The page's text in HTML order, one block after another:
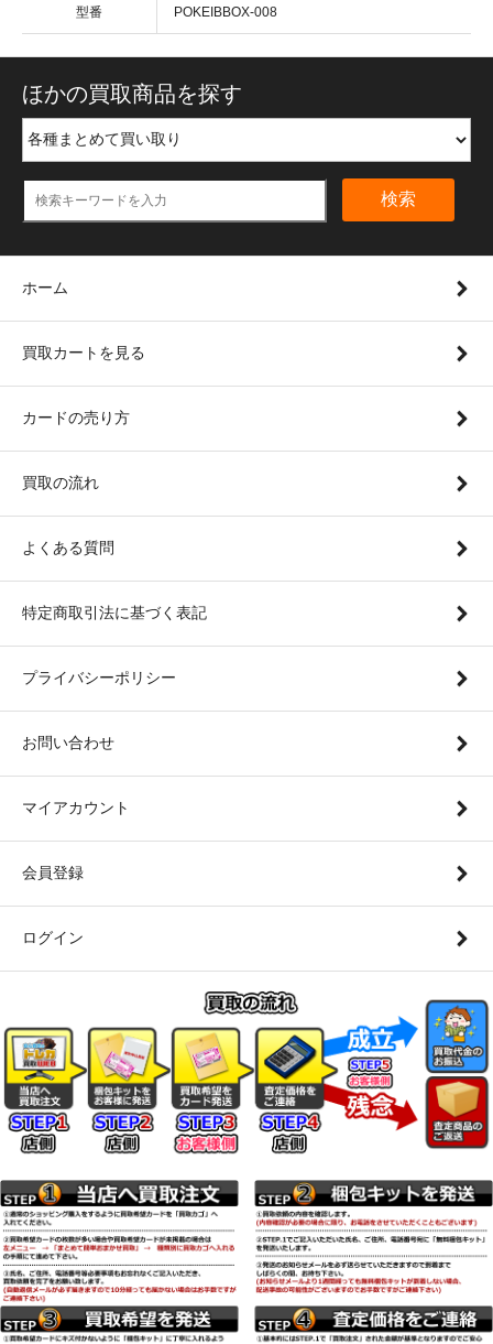
型番 POKEIBBOX-008
ほかの買取商品を探す
検索
ホーム
買取カートを見る
カードの売り方
買取の流れ
よくある質問
特定商取引法に基づく表記
プライバシーポリシー
お問い合わせ
マイアカウント
会員登録
ログイン